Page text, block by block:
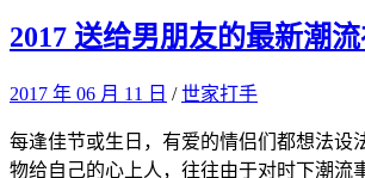
2017 送给男朋友的最新潮
2017 年 06 月 11 日 /世家打手
每逢佳节或生日，有爱的情侣们都想法设
物给自己的心上人，往往由于对时下潮流